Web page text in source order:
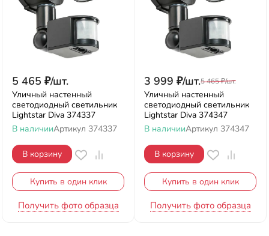
5 465 ₽/шт.
Уличный настенный
светодиодный светильник
Lightstar Diva 374337
В наличииАртикул 374337
В корзину
Купить в один клик
Получить фото образца
3 999 ₽/шт.5 465₽/шт.
Уличный настенный
светодиодный светильник
Lightstar Diva 374347
В наличииАртикул 374347
В корзину
Купить в один клик
Получить фото образца